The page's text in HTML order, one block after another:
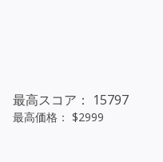
最高スコア： 15797
最高価格： $2999